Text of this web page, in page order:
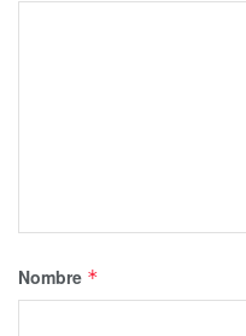
Nombre *